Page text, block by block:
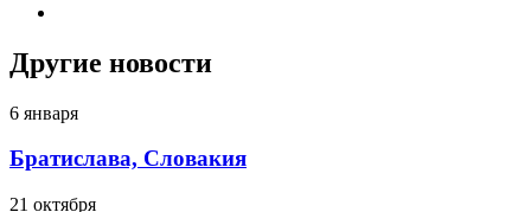
Другие новости
6 января
Братислава, Словакия
21 октября